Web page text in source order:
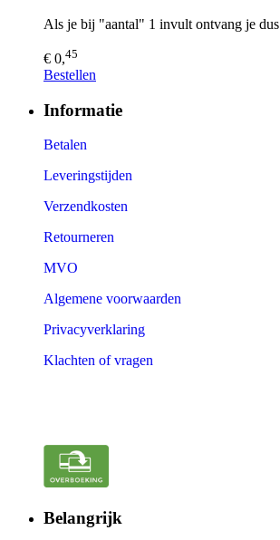
Als je bij "aantal" 1 invult ontvang je
€ 0,45
Bestellen
Informatie
Betalen
Leveringstijden
Verzendkosten
Retourneren
MVO
Algemene voorwaarden
Privacyverklaring
Klachten of vragen
Belangrijk